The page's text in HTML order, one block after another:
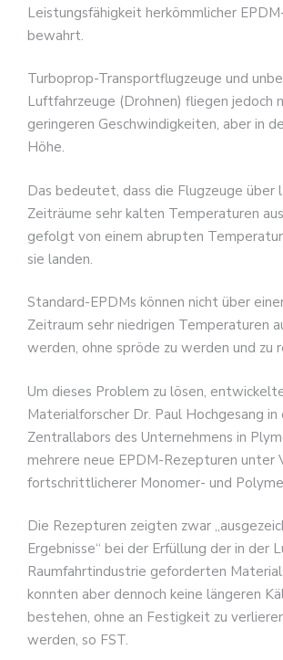
Leistungsfähigkeit herkömmlicher
bewahrt.
Turboprop-Transportflugzeuge und
Luftfahrzeuge (Drohnen) fliegen jedoch
geringeren Geschwindigkeiten, aber in
Höhe.
Das bedeutet, dass die Flugzeuge über
Zeiträume sehr kalten Temperaturen
gefolgt von einem abrupten
sie landen.
Standard-EPDMs können nicht über
Zeitraum sehr niedrigen Temperaturen
werden, ohne spröde zu werden und zu
Um dieses Problem zu lösen,
Materialforscher Dr. Paul Hochgesang in
Zentrallabors des Unternehmens in
mehrere neue EPDM-Rezepturen unter
fortschrittlicherer Monomer- und
Die Rezepturen zeigten zwar
Ergebnisse“ bei der Erfüllung der in der
Raumfahrtindustrie geforderten
konnten aber dennoch keine längeren
bestehen, ohne an Festigkeit zu
werden, so FST.